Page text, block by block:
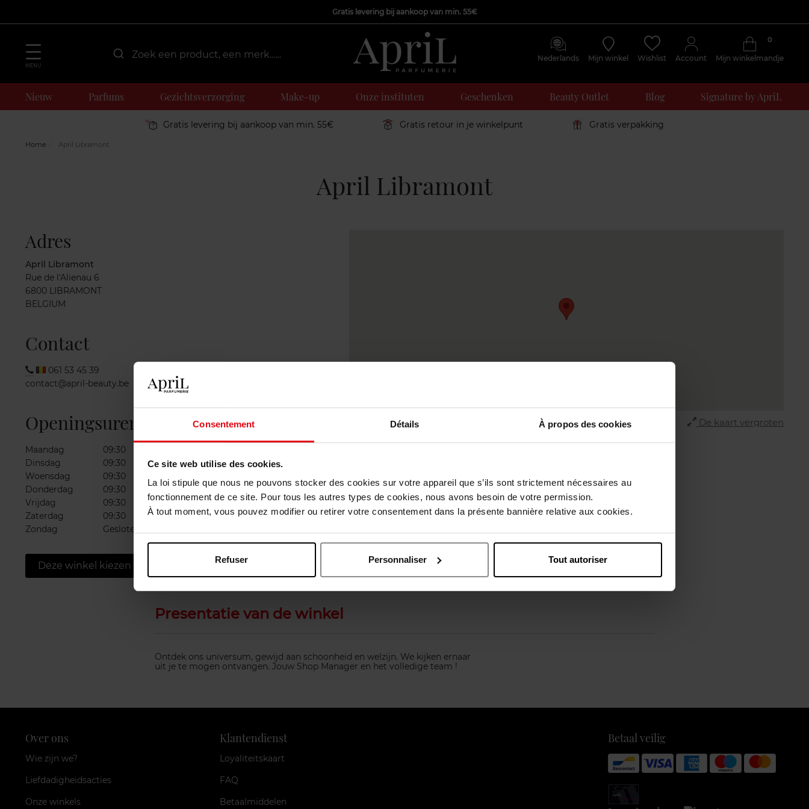
Consentement Détails À propos des cookies
Ce site web utilise des cookies.
La loi stipule que nous ne pouvons stocker des cookies sur votre appareil que s’ils sont strictement nécessaires au
fonctionnement de ce site. Pour tous les autres types de cookies, nous avons besoin de votre permission.
À tout moment, vous pouvez modifier ou retirer votre consentement dans la présente bannière relative aux cookies.
Refuser Personnaliser Tout autoriser
Gratis levering bij aankoop van min. 55€
MENU
Nederlands Mijn winkel Wishlist Account Mijn winkelmandje
0
Nieuw Parfums Gezichtsverzorging Make-up Onze instituten Geschenken Beauty Outlet Blog Signature by ApriL
Gratis levering bij aankoop van min. 55€ Gratis retour in je winkelpunt Gratis verpakking
Home April Libramont
April Libramont
Adres
April Libramont
Rue de l'Alienau 6
6800 LIBRAMONT
BELGIUM
Contact
061 53 45 39
contact@april-beauty.be
Openingsuren
Maandag 09:30
Dinsdag
09:30
18:00
Woensdag
09:30
Donderdag
09:30
18:00
Vrijdag
09:30
18:00
Zaterdag
09:30
18:00
Zondag
Gesloten
Deze winkel kiezen
De kaart printen De kaart vergroten
Presentatie van de winkel
Ontdek ons universum, gewijd aan schoonheid en welzijn. We kijken ernaar
uit je te mogen ontvangen. Jouw Shop Manager en het volledige team !
Over ons
Wie zijn we?
Liefdadigheidsacties
Onze winkels
Klantendienst
Loyaliteitskaart
FAQ
Betaalmiddelen
Betaal veilig